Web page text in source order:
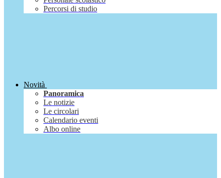
Percorsi di studio
Novità
Panoramica
Le notizie
Le circolari
Calendario eventi
Albo online